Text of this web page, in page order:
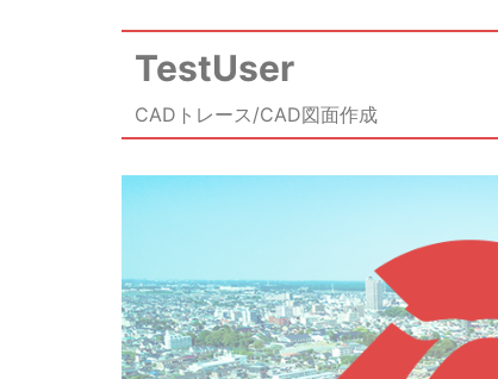
TestUser
CADトレース/CAD図面作成